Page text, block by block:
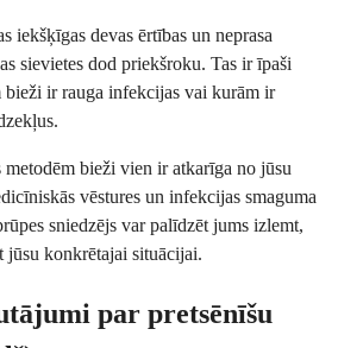
iekšķīgas devas ērtības un neprasa
sievietes dod priekšroku. Tas ir īpaši
bieži ir rauga infekcijas vai kurām ir
metodēm bieži vien ir atkarīga no jūsu
vēstures un infekcijas smaguma
sniedzējs var palīdzēt jums izlemt,
jūsu konkrētajai situācijai.
par pretsēnīšu